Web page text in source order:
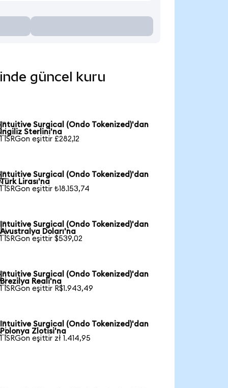
güncel kuru
Intuitive Surgical (Ondo Tokenized)'dan
İngiliz Sterlini'na
1 ISRGon eşittir £282,12
Intuitive Surgical (Ondo Tokenized)'dan
Türk Lirası'na
1 ISRGon eşittir ₺18.153,74
Intuitive Surgical (Ondo Tokenized)'dan
Avustralya Doları'na
1 ISRGon eşittir $539,02
Intuitive Surgical (Ondo Tokenized)'dan
Brezilya Reali'na
1 ISRGon eşittir R$1.943,49
Intuitive Surgical (Ondo Tokenized)'dan
Polonya Zlotisi'na
1 ISRGon eşittir zł 1.414,95